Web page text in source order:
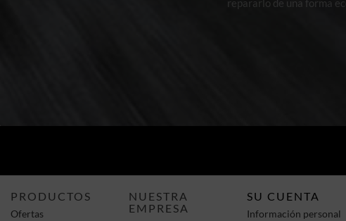
repararlo de una forma
PRODUCTOS
Ofertas
NUESTRA
EMPRESA
SU CUENTA
Información personal